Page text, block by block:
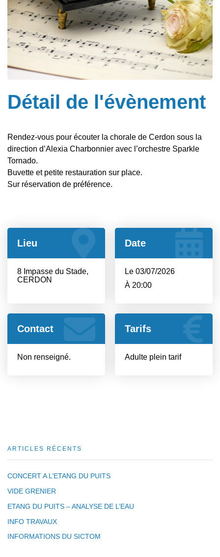
Détail de l'évènement
Rendez-vous pour écouter la chorale de Cerdon sous la
direction d’Alexia Charbonnier avec l’orchestre Sparkle
Tornado.
Buvette et petite restauration sur place.
Sur réservation de préférence.
Lieu
8 Impasse du Stade,
CERDON
Date
Le 03/07/2026
À 20:00
Contact
Non renseigné.
Tarifs
Adulte plein tarif
ARTICLES RÉCENTS
CONCERT A L’ETANG DU PUITS
VIDE GRENIER
ETANG DU PUITS – ANALYSE DE L’EAU
INFO TRAVAUX
INFORMATIONS DU SICTOM